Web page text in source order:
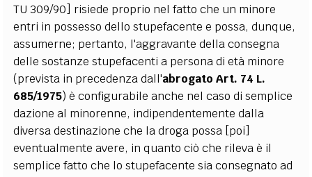
TU 309/90] risiede proprio nel fatto che un minore
entri in possesso dello stupefacente e possa, dunque,
assumerne; pertanto, l'aggravante della consegna
delle sostanze stupefacenti a persona di età minore
(prevista in precedenza dall'abrogato Art. 74 L.
685/1975) è configurabile anche nel caso di semplice
dazione al minorenne, indipendentemente dalla
diversa destinazione che la droga possa [poi]
eventualmente avere, in quanto ciò che rileva è il
semplice fatto che lo stupefacente sia consegnato ad